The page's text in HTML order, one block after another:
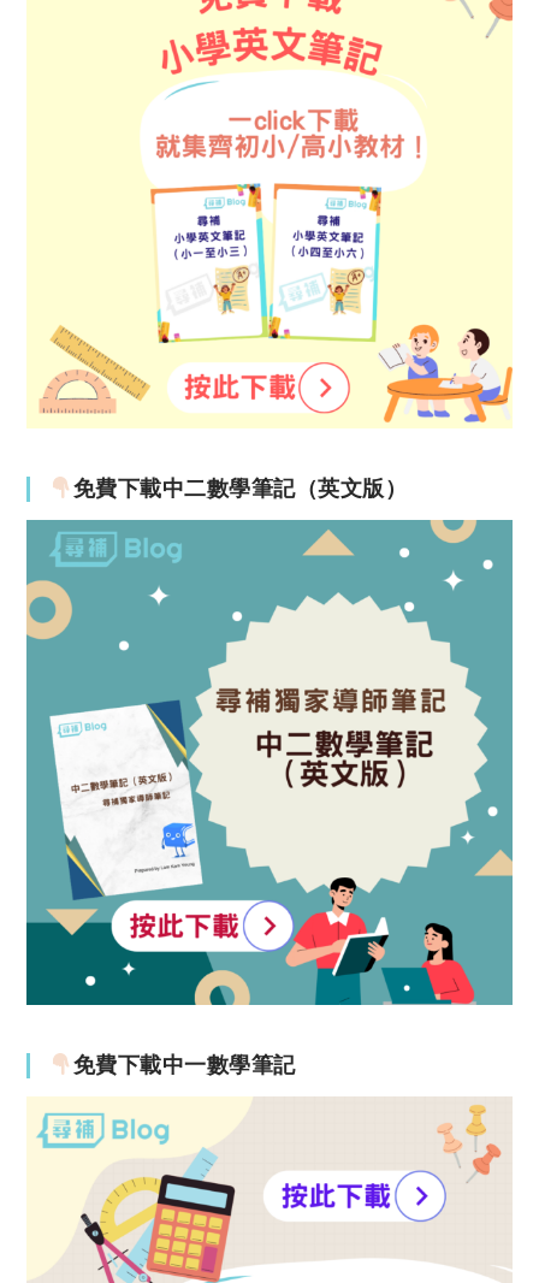
免費下載中二數學筆記（英文版）
免費下載中一數學筆記